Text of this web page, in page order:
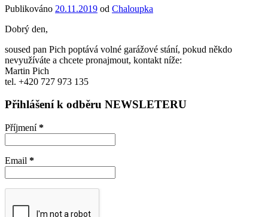
Publikováno 20.11.2019 od Chaloupka
Dobrý den,
soused pan Pich poptává volné garážové stání, pokud někdo
nevyužíváte a chcete pronajmout, kontakt níže:
Martin Pich
tel. +420 727 973 135
Přihlášení k odběru NEWSLETERU
Příjmení*
Email *